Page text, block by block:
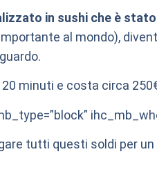
in sushi che è
al mondo),
minuti e costa circa
tutti questi soldi per